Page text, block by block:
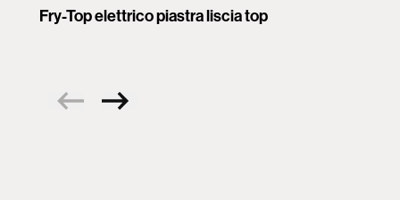
Fry-Top elettrico piastra liscia top